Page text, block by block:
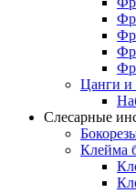
Цанги и
Слесарные
Клейма